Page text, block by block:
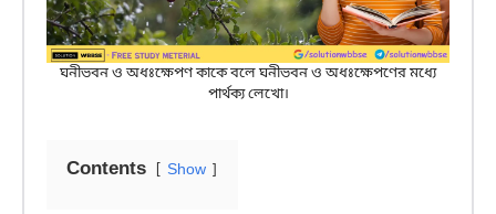
ঘনীভবন ও অধঃক্ষেপণ কাকে বলে ঘনীভবন ও অধঃক্ষেপণের মধ্যে
পার্থক্য লেখো।
Contents Show